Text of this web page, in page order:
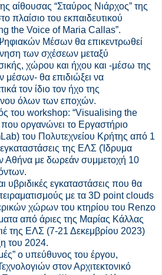
αίθουσας “Σταύρος Νιάρχος” της
πλαίσιο του εκπαιδευτικού
the Voice of Maria Callas”.
Μέσων θα επικεντρωθεί
των σχέσεων μεταξύ
χώρου και ήχου και -μέσω της
θα επιδιώξει να
τον ίδιο τον ήχο της
όλων των εποχών.
του workshop: “Visualising the
οργανώνει το Εργαστήριο
του Πολυτεχνείου Κρήτης από 1
της ΕΛΣ (Ίδρυμα
Αθήνα με δωρεάν συμμετοχή 10
υβριδικές εγκαταστάσεις που θα
με τα 3D point clouds
χώρων του κτηρίου του Renzo
από άριες της Μαρίας Κάλλας
της ΕΛΣ (7-21 Δεκεμβρίου 2023)
του 2024.
ο υπεύθυνος του έργου,
στον Αρχιτεκτονικό